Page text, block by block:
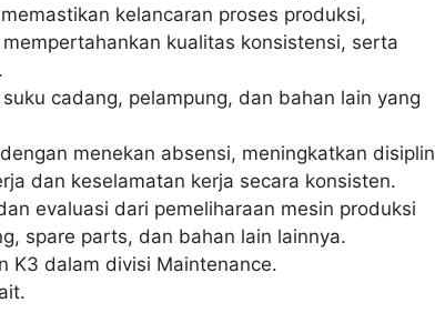
kelancaran proses produksi,
kualitas konsistensi, serta
cadang, pelampung, dan bahan lain yang
menekan absensi, meningkatkan disiplin
dan keselamatan kerja secara konsisten.
evaluasi dari pemeliharaan mesin produksi
spare parts, dan bahan lain lainnya.
K3 dalam divisi Maintenance.